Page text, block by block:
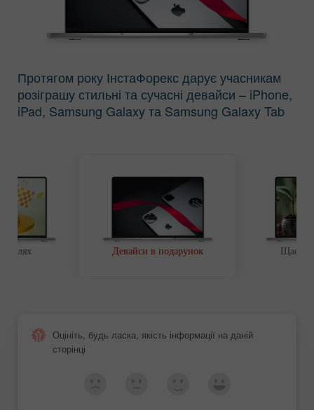
Протягом року ІнстаФорекс дарує учасникам
розіграшу стильні та сучасні девайси – iPhone,
iPad, Samsung Galaxy та Samsung Galaxy Tab
шлях Девайси в подарунок
Оцініть, будь ласка, якість інформації на даній
сторінці